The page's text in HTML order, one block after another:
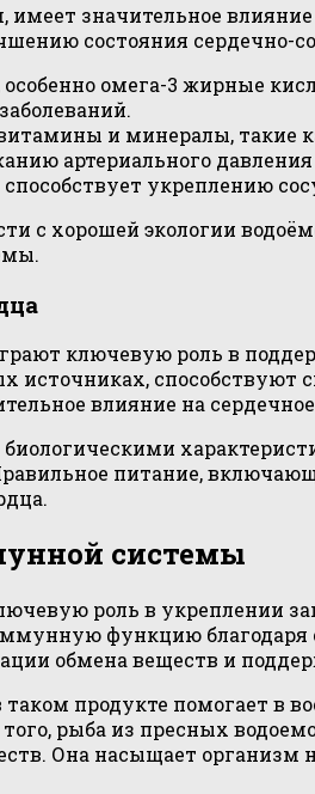
имеет значительное
состояния сердечно-
омега-3 жирные
и минералы, такие
артериального
укреплению
с хорошей экологии
ключевую роль в
источниках, способствуют
влияние на
питание,
системы
роль в укреплении
функцию
обмена веществ и
таком продукте помогает в
рыба из пресных
Она насыщает